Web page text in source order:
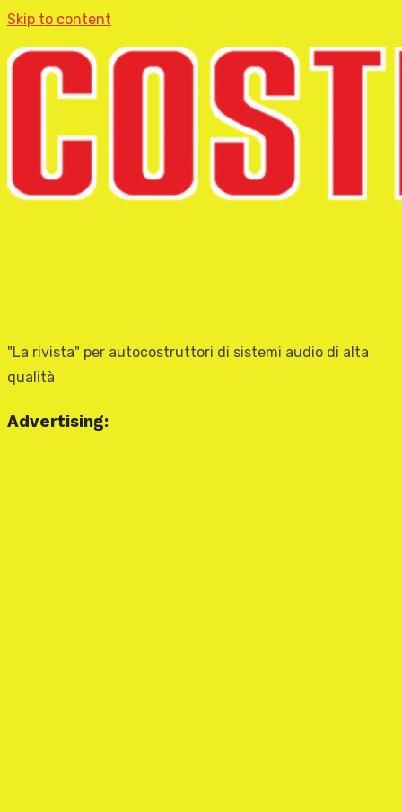
Skip to content
"La rivista" per autocostruttori di sistemi audio di alta
qualità
Advertising: